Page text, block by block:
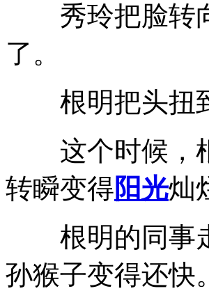
秀玲把脸转向
了。
根明把头扭到
这个时候，根
转瞬变得阳光灿
根明的同事走
孙猴子变得还快